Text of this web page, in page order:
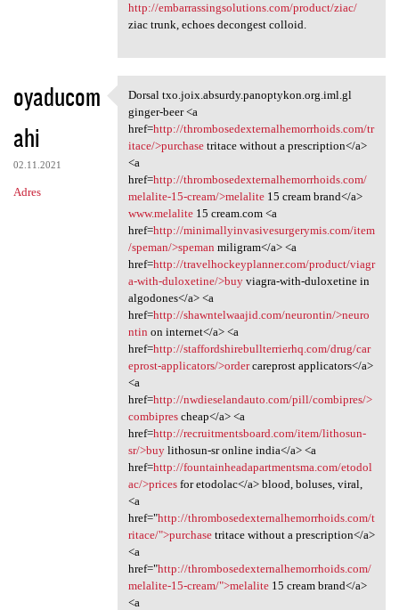
http://embarrassingsolutions.com/product/ziac/
ziac trunk, echoes decongest colloid.
oyaducom
ahi
02.11.2021
Adres
Dorsal txo.joix.absurdy
Dorsal txo.joix.absurdy.panoptykon.org.iml.gl
ginger-beer <a
href=http://thrombosedexternalhemorrhoids.com/tr
itace/>purchasetritace without a prescription</a>
<a
href=http://thrombosedexternalhemorrhoids.com/
melalite-15-cream/>melalite15 cream brand</a>
www.melalite15 cream.com <a
href=http://minimallyinvasivesurgerymis.com/item
/speman/>speman miligram</a> <a
href=http://travelhockeyplanner.com/product/viagr
a-with-duloxetine/>buyviagra-with-duloxetine in
algodones</a> <a
href=http://shawntelwaajid.com/neurontin/>neuro
ntin on internet</a> <a
href=http://staffordshirebullterrierhq.com/drug/car
eprost-applicators/>ordercareprost applicators</a>
<a
href=http://nwdieselandauto.com/pill/combipres/>
combiprescheap</a> <a
href=http://recruitmentsboard.com/item/lithosun-
sr/>buylithosun-sr online india</a> <a
href=http://fountainheadapartmentsma.com/etodol
ac/>pricesfor etodolac</a> blood, boluses, viral,
<a
href="http://thrombosedexternalhemorrhoids.com/t
ritace/">purchasetritace without a prescription</a>
<a
href="http://thrombosedexternalhemorrhoids.com/
melalite-15-cream/">melalite15 cream brand</a>
<a